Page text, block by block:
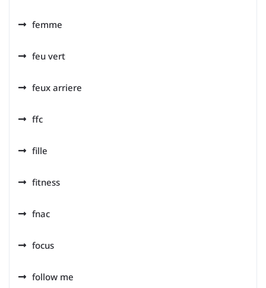
femme
feu vert
feux arriere
ffc
fille
fitness
fnac
focus
follow me